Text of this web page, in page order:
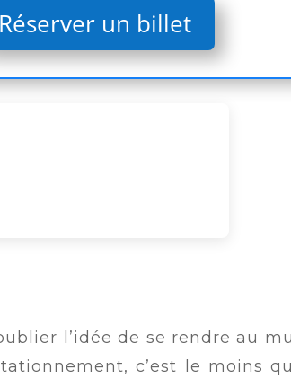
Réserver un billet
l’idée de se rendre au
c’est le moins